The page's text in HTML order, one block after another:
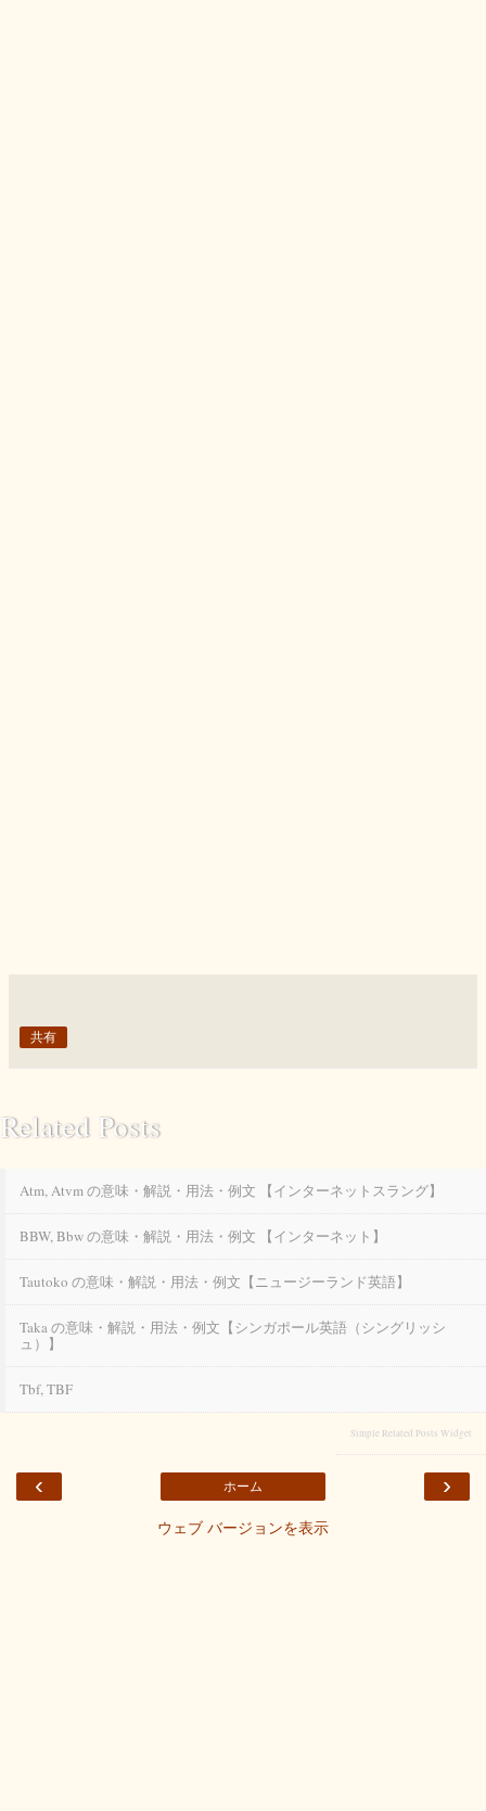
共有
Related Posts
Atm, Atvm の意味・解説・用法・例文 【インターネットスラング】
BBW, Bbw の意味・解説・用法・例文 【インターネット】
Tautoko の意味・解説・用法・例文【ニュージーランド英語】
Taka の意味・解説・用法・例文【シンガポール英語（シングリッシ
ュ）】
Tbf, TBF
Simple Related Posts Widget
‹ ›
ホーム
ウェブ バージョンを表示